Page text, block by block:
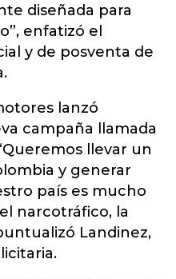
diseñada para
enfatizó el
y de posventa de
lanzó
campaña llamada
llevar un
y generar
país es mucho
narcotráfico, la
Landinez,